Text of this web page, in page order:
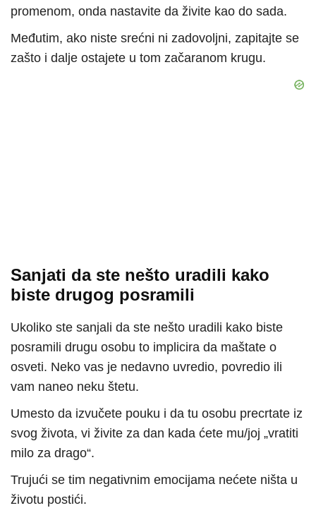
promenom, onda nastavite da živite kao do sada.
Međutim, ako niste srećni ni zadovoljni, zapitajte se
zašto i dalje ostajete u tom začaranom krugu.
Sanjati da ste nešto uradili kako
biste drugog posramili
Ukoliko ste sanjali da ste nešto uradili kako biste
posramili drugu osobu to implicira da maštate o
osveti. Neko vas je nedavno uvredio, povredio ili
vam naneo neku štetu.
Umesto da izvučete pouku i da tu osobu precrtate iz
svog života, vi živite za dan kada ćete mu/joj „vratiti
milo za drago“.
Trujući se tim negativnim emocijama nećete ništa u
životu postići.